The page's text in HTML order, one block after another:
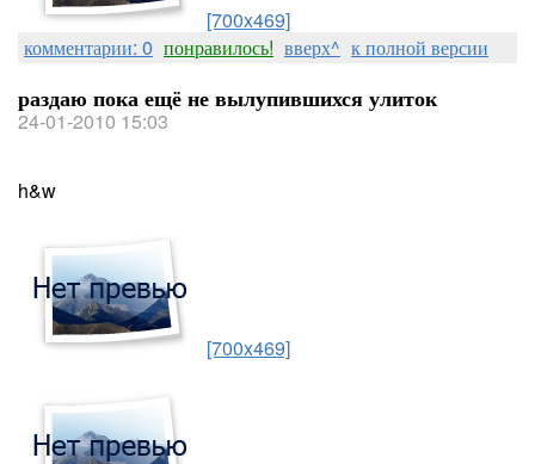
[700x469]
комментарии: 0 понравилось! вверх^ к полной версии
раздаю пока ещё не вылупившихся улиток
24-01-2010 15:03
h&w
[700x469]